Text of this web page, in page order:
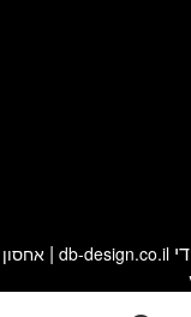
| אחסון